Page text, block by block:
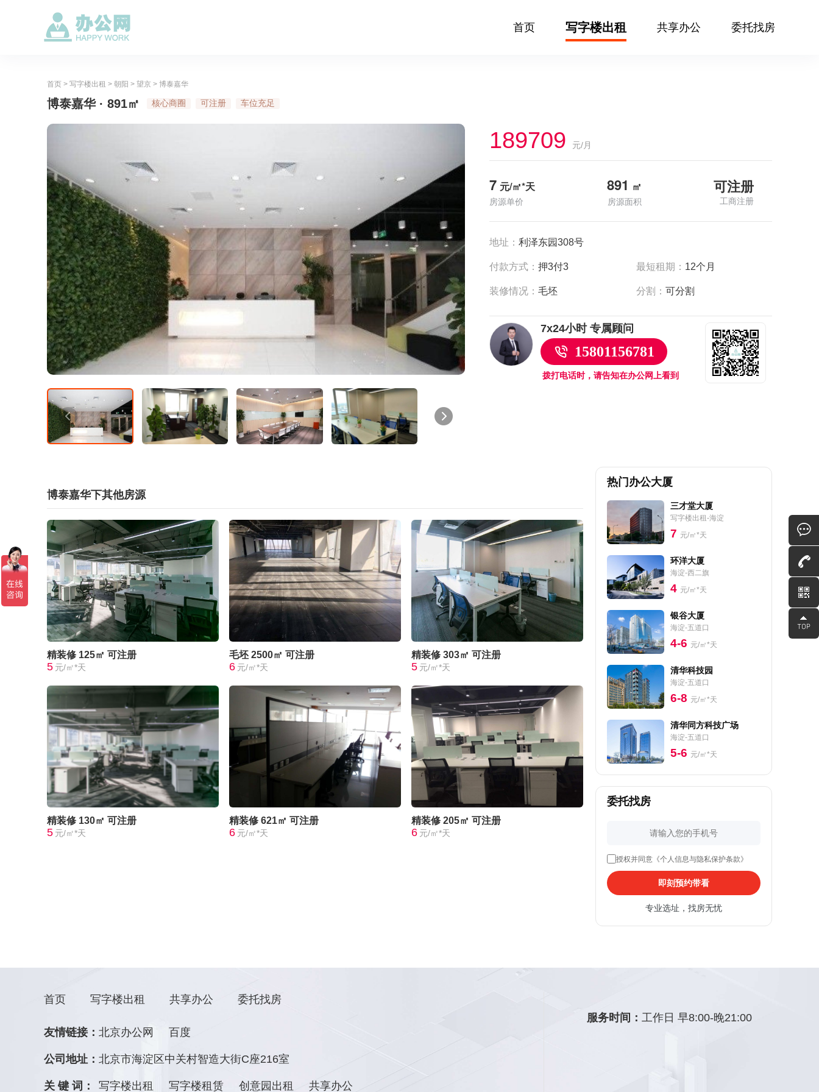
首页 写字楼出租 共享办公 委托找房
首页 > 写字楼出租 > 朝阳 > 望京 > 博泰嘉华
博泰嘉华 · 891㎡ 核心商圈 可注册 车位充足
189709 元/月
7 元/㎡*天
房源单价
891 ㎡
房源面积
可注册
工商注册
地址： 利泽东园308号
付款方式： 押3付3 最短租期： 12个月
装修情况： 毛坯 分割：可分割
7x24小时 专属顾问
15801156781
拨打电话时，请告知在办公网上看到
博泰嘉华下其他房源
精装修 125㎡ 可注册
5 元/㎡*天
毛坯 2500㎡ 可注册
6 元/㎡*天
精装修 303㎡ 可注册
5 元/㎡*天
精装修 130㎡ 可注册
5 元/㎡*天
精装修 621㎡ 可注册
6 元/㎡*天
精装修 205㎡ 可注册
6 元/㎡*天
热门办公大厦
三才堂大厦
写字楼出租-海淀
7 元/㎡*天
环洋大厦
海淀-西二旗
4 元/㎡*天
银谷大厦
海淀-五道口
4-6 元/㎡*天
清华科技园
海淀-五道口
6-8 元/㎡*天
清华同方科技广场
海淀-五道口
5-6 元/㎡*天
委托找房
授权并同意《个人信息与隐私保护条款》
即刻预约带看
专业选址，找房无忧
首页 写字楼出租 共享办公 委托找房
友情链接： 北京办公网 百度
公司地址： 北京市海淀区中关村智造大街C座216室
关 键 词： 写字楼出租 写字楼租赁 创意园出租 共享办公
服务时间：工作日 早8:00-晚21:00